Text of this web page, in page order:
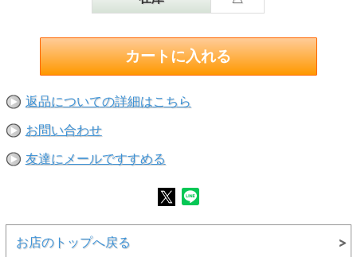
返品についての詳細はこちら
お問い合わせ
友達にメールですすめる
お店のトップへ戻る